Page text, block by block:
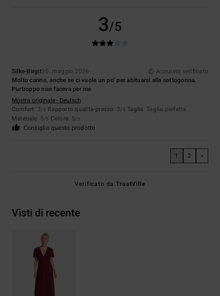
3/5
Silke-Birgit25. maggio 2026
Acquisto verificato
Molto carino, anche se ci vuole un po’ per abituarsi alla sottogonna.
Purtroppo non faceva per me.
Mostra originale - Deutsch
Comfort: 3/5 Rapporto qualità-prezzo: 3/5 Taglia: Taglia perfetta
Materiale: 5/5 Colore: 5/5
Consiglio questo prodotto
1 2 >
Verificato daTrustVille
Visti di recente